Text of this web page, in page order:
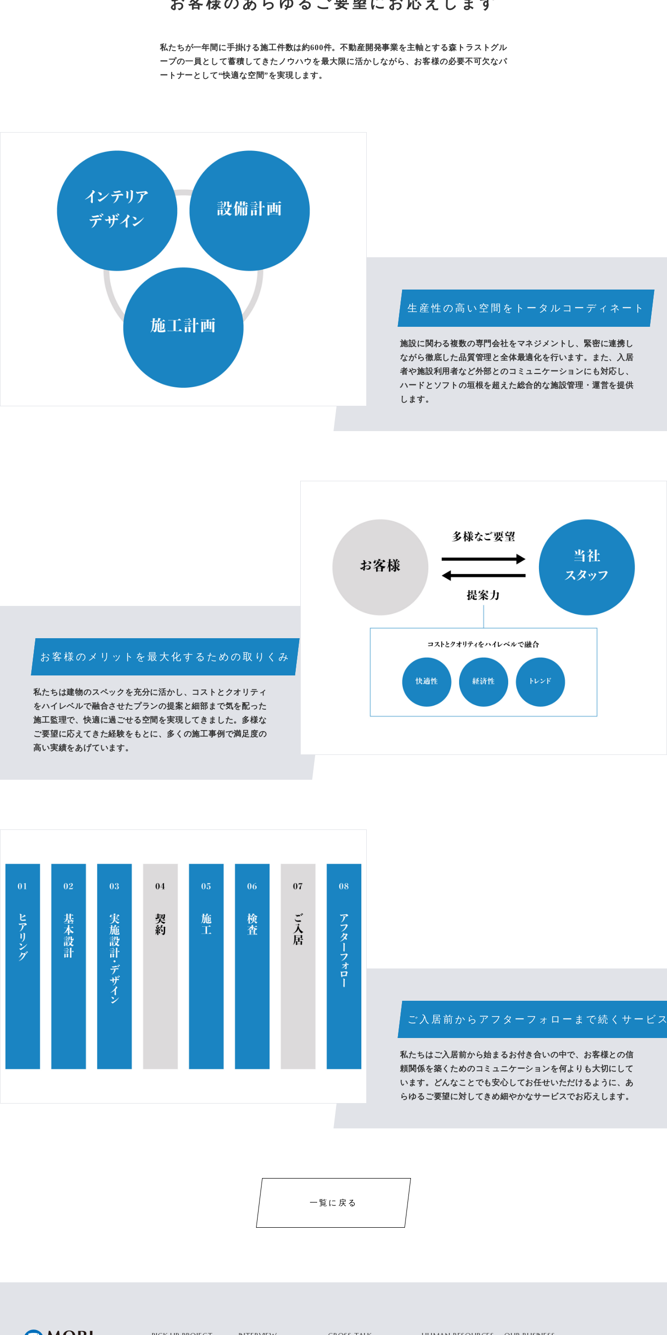
2028年卒
私たちが一年間に手掛ける施工件数は約600件。不動産開発事業を主軸とする森トラストグル
ープの一員として蓄積してきたノウハウを最大限に活かしながら、お客様の必要不可欠なパ
ートナーとして“快適な空間”を実現します。
生産性の高い空間をトータルコーディネート
施設に関わる複数の専門会社をマネジメントし、緊密に連携し
ながら徹底した品質管理と全体最適化を行います。また、入居
者や施設利用者など外部とのコミュニケーションにも対応し、
ハードとソフトの垣根を超えた総合的な施設管理・運営を提供
します。
お客様のメリットを最大化するための取りくみ
私たちは建物のスペックを充分に活かし、コストとクオリティ
をハイレベルで融合させたプランの提案と細部まで気を配った
施工監理で、快適に過ごせる空間を実現してきました。多様な
ご要望に応えてきた経験をもとに、多くの施工事例で満足度の
高い実績をあげています。
ご入居前からアフターフォローまで続くサービ
私たちはご入居前から始まるお付き合いの中で、お客様との信
頼関係を築くためのコミュニケーションを何よりも大切にして
います。どんなことでも安心してお任せいただけるように、あ
らゆるご要望に対してきめ細やかなサービスでお応えします。
一覧に戻る